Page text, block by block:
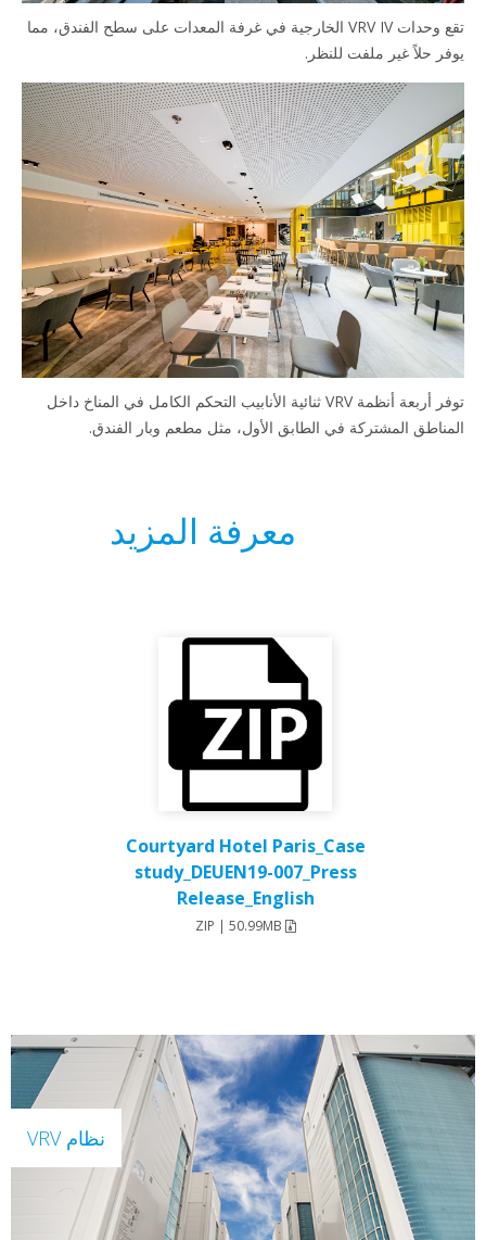
تقع وحدات VRV IV الخارجية في غرفة المعدات على سطح الفندق، مما
حلاً غير ملفت للنظر.
توفر أربعة أنظمة VRV ثنائية الأنابيب التحكم الكامل في المناخ داخل
المشتركة في الطابق الأول، مثل مطعم وبار الفندق.
معرفة المزيد
Courtyard Hotel Paris_Case
study_DEUEN19-007_Press
Release_English
نظام VRV